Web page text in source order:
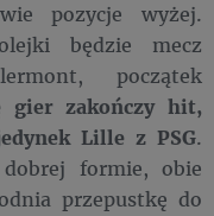
pozycje wyżej.
będzie mecz
początek
gier zakończy hit,
Lille z PSG.
formie, obie
przepustkę do